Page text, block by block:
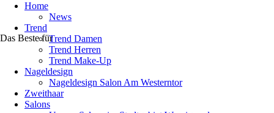
Das Beste für
Home
News
Trend
Trend Damen
Trend Herren
Trend Make-Up
Nageldesign
Nageldesign Salon Am Westerntor
Zweithaar
Salons